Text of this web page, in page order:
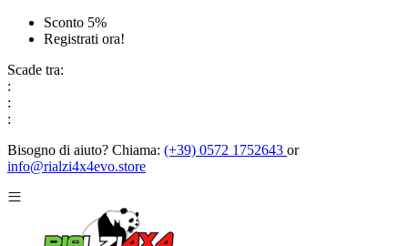
Sconto 5%
Registrati ora!
Scade tra:
:
:
:
Bisogno di aiuto? Chiama: (+39) 0572 1752643 or
info@rialzi4x4evo.store